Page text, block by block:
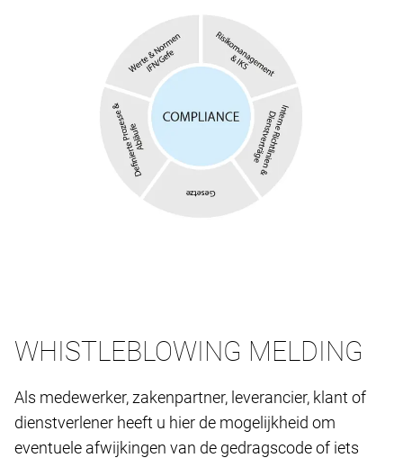
WHISTLEBLOWING MELDING
Als medewerker, zakenpartner, leverancier, klant of
dienstverlener heeft u hier de mogelijkheid om
eventuele afwijkingen van de gedragscode of iets